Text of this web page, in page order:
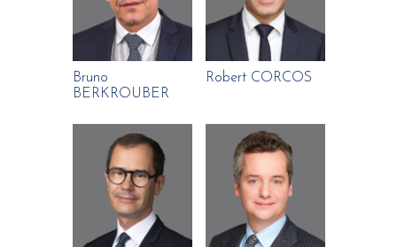
Bruno
BERKROUBER
Robert CORCOS